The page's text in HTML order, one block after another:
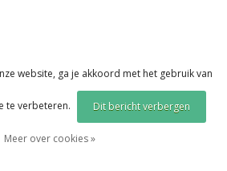
website, ga je akkoord met het gebruik van
te verbeteren. Dit bericht verbergen
Meer over cookies »